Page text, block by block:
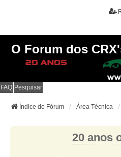
O Forum dos
FAQ Pesquisar
Índice do Fórum Área Técnica
20 anos